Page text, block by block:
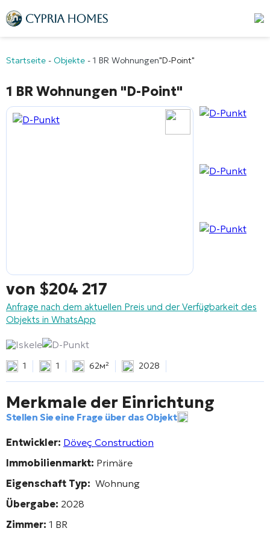
Startseite - Objekte - 1 BR Wohnungen"D-Point"
1 BR Wohnungen "D-Point"
von $204 217
Anfrage nach dem aktuellen Preis und der Verfügbarkeit des
Objekts in WhatsApp
Iskele D-Punkt
1 1 62м² 2028
Merkmale der Einrichtung
Stellen Sie eine Frage über das Objekt
Entwickler: Döveç Construction
Immobilienmarkt: Primäre
Eigenschaft Typ: Wohnung
Übergabe: 2028
Zimmer: 1 BR